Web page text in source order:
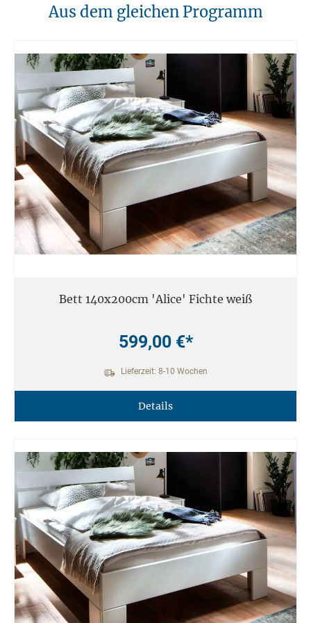
10. Brandschutz
11. Entsorgung
Am Ende der Nutzungsdauer sollten Möbel fachgerecht entsorgt
werden. Massivholz kann über den Sperrmüll oder an speziellen
Sammelstellen abgegeben werden. Die örtlichen
Entsorgungsvorschriften sind zu beachten.
12. Einsatzort
Unsere Massivmöbel sind so konzipiert das Sie für den privaten
Gebrauch in Haushalten geeignet sind. Diese Möbel sind nicht für
kommerziellen Gebrauch geeignet.
Unsere Massivholzmöbel sind nicht für den Außenbereich geeignet.
Aus dem gleichen Programm
Bett 140x200cm 'Alice' Fichte weiß
599,00 €*
Lieferzeit: 8-10 Wochen
Details